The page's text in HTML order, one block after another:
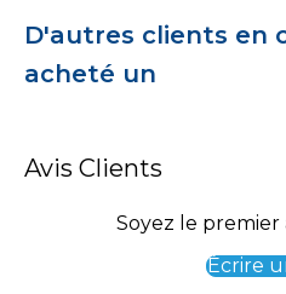
D'autres clients en
acheté un
Avis Clients
Soyez le premier
Écrire